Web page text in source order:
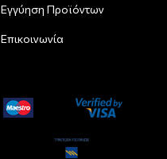
Εγγύηση Προϊόντων
Επικοινωνία